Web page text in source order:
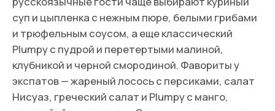
ТОП-3 ЛЮБИМЫХ МЕСТА В ДУБАЕ
Во-первых, производство Plumpy, чтобы
вдохновляться на новые достижения и
постоянно быть с продуктом и командой. Во-
вторых, собрания вело и спортивного
комьюнити, потому что важно давать мозгу